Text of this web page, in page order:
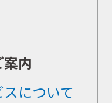
内
について